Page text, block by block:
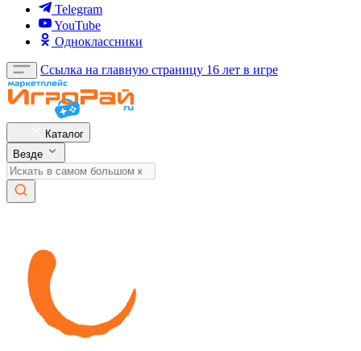
Telegram
YouTube
Одноклассники
Ссылка на главную страницу 16 лет в игре
Каталог
Везде